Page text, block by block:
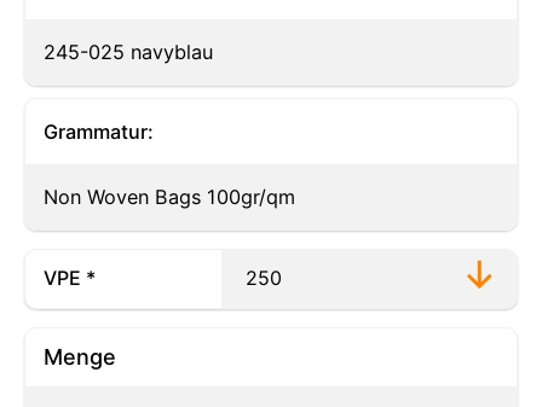
245-025 navyblau
Grammatur:
Non Woven Bags 100gr/qm
VPE *
Menge